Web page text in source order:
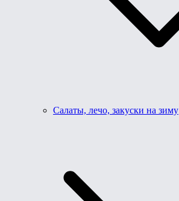
Салаты, лечо, закуски на зиму